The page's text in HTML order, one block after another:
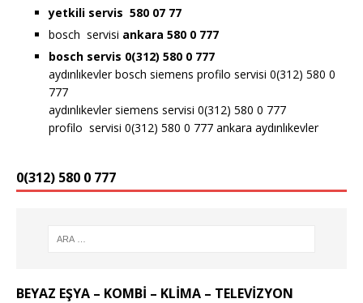
yetkili servis 580 07 77
bosch servisi ankara 580 0 777
bosch servis 0(312) 580 0 777
aydınlıkevler bosch siemens profilo servisi 0(312) 580 0
777
aydınlıkevler siemens servisi 0(312) 580 0 777
profilo servisi 0(312) 580 0 777 ankara aydınlıkevler
0(312) 580 0 777
BEYAZ EŞYA – KOMBİ – KLİMA – TELEVİZYON